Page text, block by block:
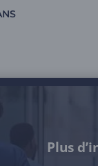
Plus